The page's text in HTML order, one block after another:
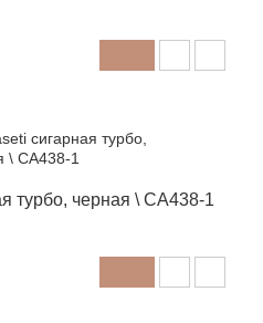
турбо, черная \ CA438-1